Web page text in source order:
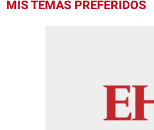
MIS TEMAS PREFERIDOS